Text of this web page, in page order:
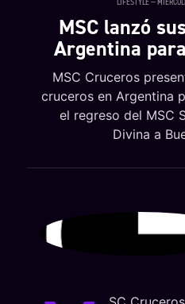
MSC lanzó
Argentina
MSC Cruceros
cruceros en Argentina
el regreso del MSC
Divina a